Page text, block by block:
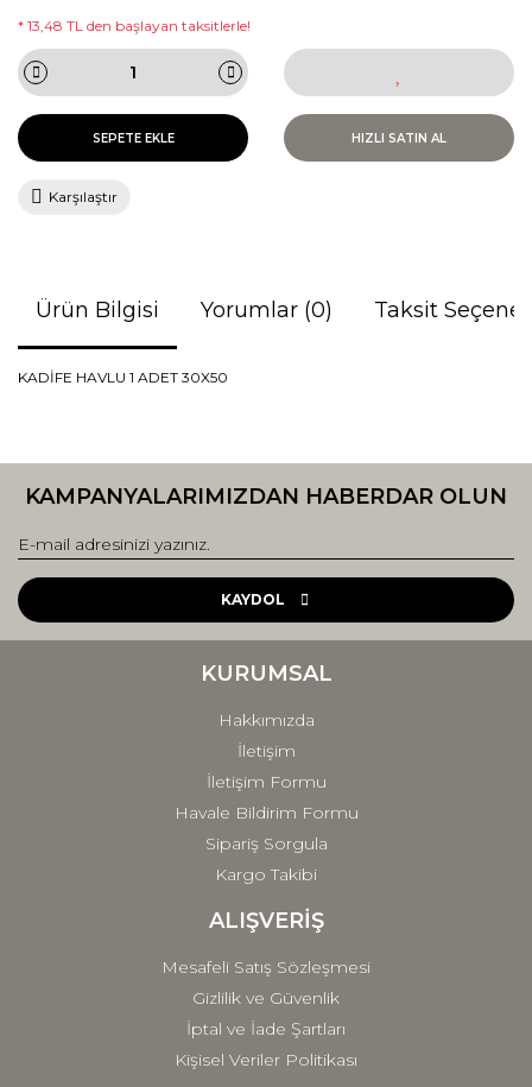
* 13,48 TL den başlayan taksitlerle!
SEPETE EKLE HIZLI SATIN AL
Karşılaştır
Ürün Bilgisi Yorumlar (0) Taksit
KADİFE HAVLU 1 ADET 30X50
konularda yetersiz gördüğünüz noktaları öneri formunu
Görüş ve önerileriniz için teşekkür ederiz.
Ürün resmi kalitesiz, bozuk veya görüntülenemiyor.
Ürün açıklamasında eksik bilgiler bulunuyor.
Ürün fiyatı diğer sitelerden daha pahalı.
Gönder
KAMPANYALARIMIZDAN HABERDAR OLUN
KAYDOL
KURUMSAL
Hakkımızda
İletişim
İletişim Formu
Havale Bildirim Formu
Sipariş Sorgula
Kargo Takibi
ALIŞVERİŞ
Mesafeli Satış Sözleşmesi
Gizlilik ve Güvenlik
İptal ve İade Şartları
Kişisel Veriler Politikası